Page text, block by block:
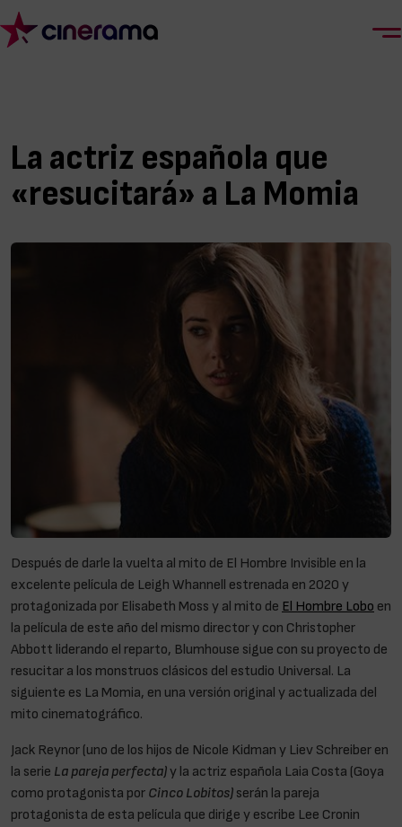
La actriz española que
«resucitará» a La Momia
Después de darle la vuelta al mito de El Hombre Invisible en la
excelente película de Leigh Whannell estrenada en 2020 y
protagonizada por Elisabeth Moss y al mito de El Hombre Lobo en
la película de este año del mismo director y con Christopher
Abbott liderando el reparto, Blumhouse sigue con su proyecto de
resucitar a los monstruos clásicos del estudio Universal. La
siguiente es La Momia, en una versión original y actualizada del
mito cinematográfico.
Jack Reynor (uno de los hijos de Nicole Kidman y Liev Schreiber en
la serie La pareja perfecta)y la actriz española Laia Costa (Goya
como protagonista por Cinco Lobitos) serán la pareja
protagonista de esta película que dirige y escribe Lee Cronin